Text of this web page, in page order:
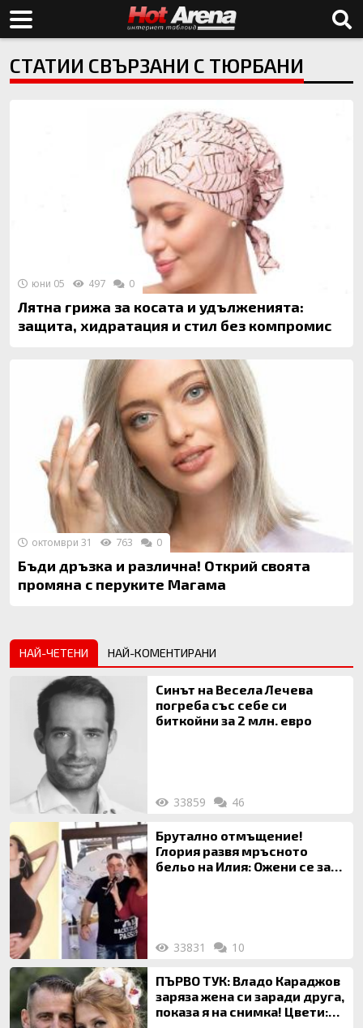
СТАТИИ СВЪРЗАНИ С ТЮРБАНИ
Лятна грижа за косата и удълженията:
защита, хидратация и стил без компромис
юни 05 497 0
Бъди дръзка и различна! Открий своята
промяна с перуките Магама
октомври 31 763 0
НАЙ-ЧЕТЕНИ НАЙ-КОМЕНТИРАНИ
Синът на Весела Лечева
погреба със себе си
биткойни за 2 млн. евро
33859 46
Брутално отмъщение!
Глория развя мръсното
бельо на Илия: Ожени се за
33831 10
ПЪРВО ТУК: Владо Караджов
заряза жена си заради друга,
показа я на снимка! Цвети: